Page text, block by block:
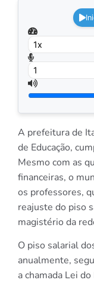
A prefeitura de
de Educação,
Mesmo com as
financeiras, o
os professores,
reajuste do piso
magistério da
O piso salarial
anualmente,
a chamada Lei